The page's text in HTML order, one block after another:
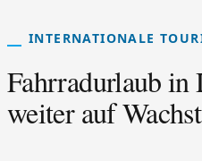
INTERNATIONALE
Fahrradurlaub in
weiter auf